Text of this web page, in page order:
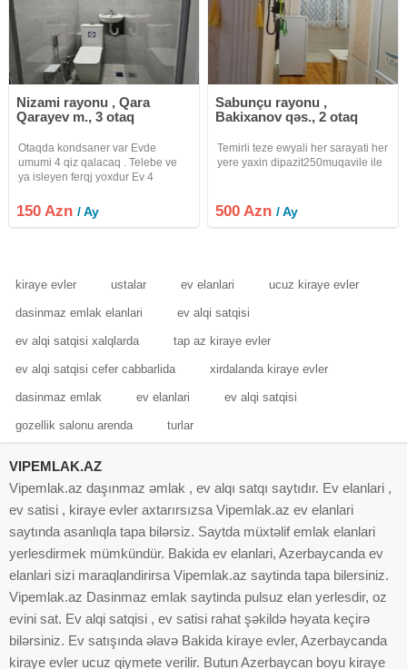
Nizami rayonu , Qara
Qarayev m., 3 otaq
Otaqda kondsaner var Evde
umumi 4 qiz qalacaq . Telebe ve
ya isleyen ferqj yoxdur Ev 4
yerlesir
150 Azn/ Ay
Sabunçu rayonu ,
Bakixanov qəs., 2 otaq
Temirli teze ewyali her sarayati her
yere yaxin dipazit250muqavile ile
500 Azn/ Ay
kiraye evler ustalar ev elanlari ucuz kiraye evler
dasinmaz emlak elanlari ev alqi satqisi
ev alqi satqisi xalqlarda tap az kiraye evler
ev alqi satqisi cefer cabbarlida xirdalanda kiraye evler
dasinmaz emlak ev elanlari ev alqi satqisi
gozellik salonu arenda turlar
VIPEMLAK.AZ
Vipemlak.az daşınmaz əmlak , ev alqı satqı saytıdır. Ev elanlari ,
ev satisi , kiraye evler axtarırsızsa Vipemlak.az ev elanlari
saytında asanlıqla tapa bilərsiz. Saytda müxtəlif emlak elanlari
yerlesdirmek mümkündür. Bakida ev elanlari, Azerbaycanda ev
elanlari sizi maraqlandirirsa Vipemlak.az saytinda tapa bilersiniz.
Vipemlak.az Dasinmaz emlak saytinda pulsuz elan yerlesdir, oz
evini sat. Ev alqi satqisi , ev satisi rahat şəkildə həyata keçirə
bilərsiniz. Ev satışında əlavə Bakida kiraye evler, Azerbaycanda
kiraye evler ucuz qiymete verilir. Butun Azerbaycan boyu kiraye